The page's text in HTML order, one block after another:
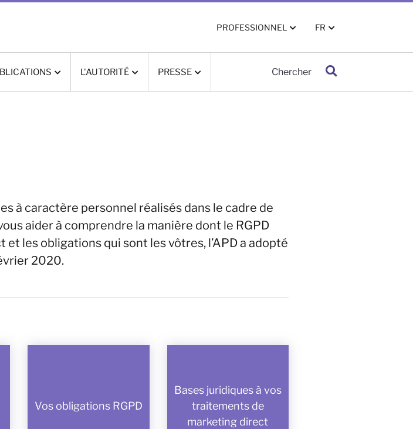
PROFESSIONNEL FR
L'AUTORITÉ PRESSE
à caractère personnel réalisés dans le cadre de
aider à comprendre la manière dont le RGPD
les obligations qui sont les vôtres, l’APD a adopté
2020.
Vos obligations RGPD
Bases juridiques à vos
traitements de
marketing direct